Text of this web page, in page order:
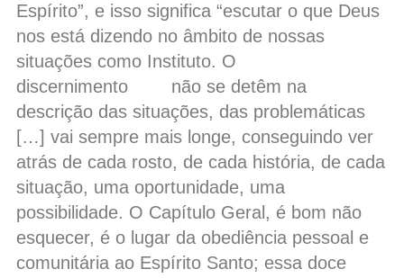
Espírito”, e isso significa “escutar o que Deus
nos está dizendo no âmbito de nossas
situações como Instituto. O
discernimento não se detêm na
descrição das situações, das problemáticas
[…] vai sempre mais longe, conseguindo ver
atrás de cada rosto, de cada história, de cada
situação, uma oportunidade, uma
possibilidade. O Capítulo Geral, é bom não
esquecer, é o lugar da obediência pessoal e
comunitária ao Espírito Santo; essa doce